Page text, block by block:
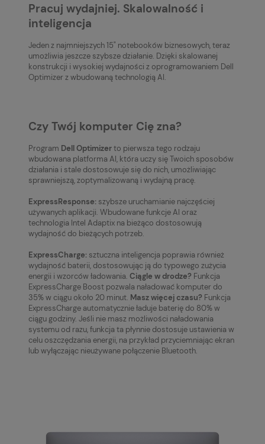
Pracuj wydajniej. Skalowalność i
inteligencja
Jeden z najmniejszych 15" notebooków biznesowych, teraz
umożliwia jeszcze szybsze działanie. Dzięki skalowanej
konstrukcji i wysokiej wydajności z oprogramowaniem Dell
Optimizer z wbudowaną technologią AI.
Czy Twój komputer Cię zna?
Program Dell Optimizerto pierwsza tego rodzaju
wbudowana platforma AI, która uczy się Twoich sposobów
działania i stale dostosowuje się do nich, umożliwiając
sprawniejszą, zoptymalizowaną i wydajną pracę.
ExpressResponse: szybsze uruchamianie najczęściej
używanych aplikacji. Wbudowane funkcje AI oraz
technologia Intel Adaptix na bieżąco dostosowują
wydajność do bieżących potrzeb.
ExpressCharge: sztuczna inteligencja poprawia również
wydajność baterii, dostosowując ją do typowego zużycia
energii i wzorców ładowania. Ciągle w drodze? Funkcja
ExpressCharge Boost pozwala naładować komputer do
35% w ciągu około 20 minut. Masz więcej czasu? Funkcja
ExpressCharge automatycznie ładuje baterię do 80% w
ciągu godziny. Jeśli nie masz możliwości naładowania
systemu od razu, funkcja ta płynnie dostosuje ustawienia w
celu oszczędzania energii, na przykład przyciemniając ekran
lub wyłączając nieużywane połączenie Bluetooth.